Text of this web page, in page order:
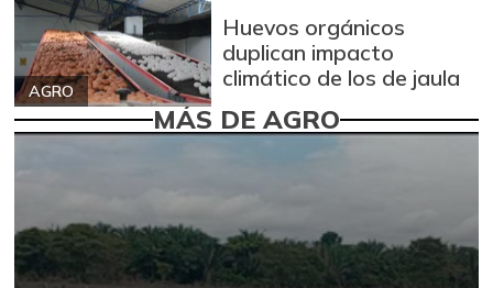
AGRO
Huevos orgánicos
duplican impacto
climático de los de jaula
MÁS DE AGRO